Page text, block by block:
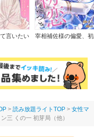
言いたい
宰相補佐様の偏愛、
読み放題ライトTOP
女性マ
三 くの一 初芽局（他）